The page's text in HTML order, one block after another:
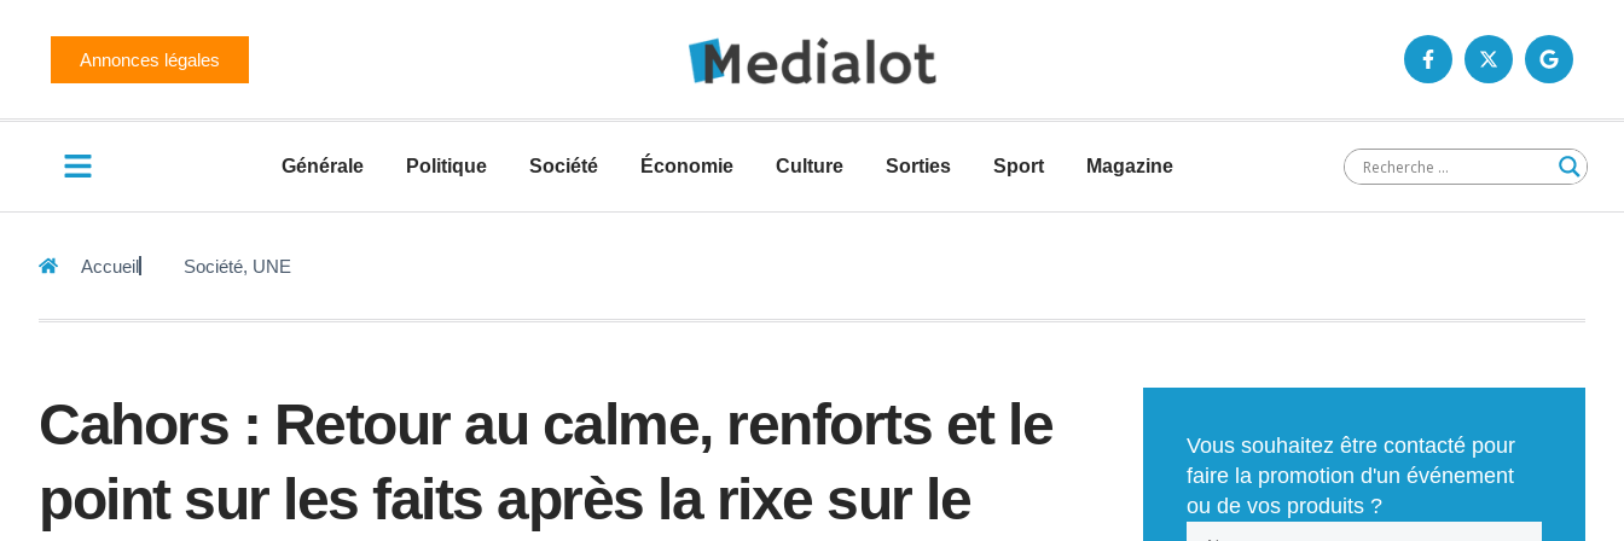
Annonces légales
Générale Politique Société Économie Culture Sorties Sport Magazine
Accueil Société, UNE
Cahors : Retour au calme, renforts et le
point sur les faits après la rixe sur le
Vous souhaitez être contacté pour
faire la promotion d'un événement
ou de vos produits ?